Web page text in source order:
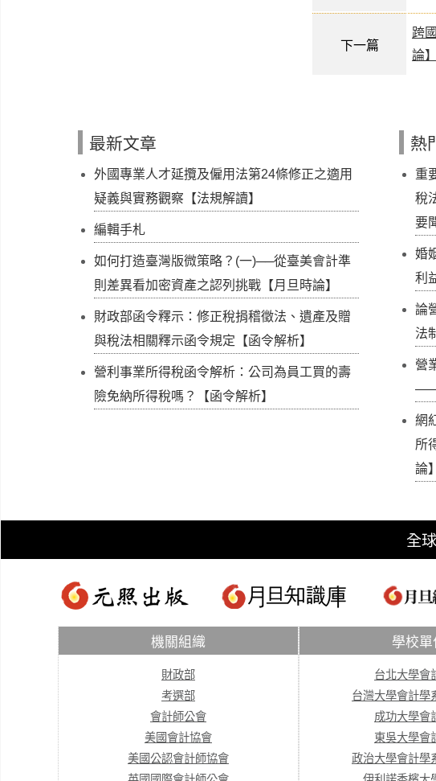
下一篇
跨
論】
最新文章
外國專業人才延攬及僱用法第24條修正之適用
疑義與實務觀察【法規解讀】
編輯手札
如何打造臺灣版微策略？(一)──從臺美會計準
則差異看加密資產之認列挑戰【月旦時論】
財政部函令釋示：修正稅捐稽徵法、遺產及贈
與稅法相關釋示函令規定【函令解析】
營利事業所得稅函令解析：公司為員工買的壽
險免納所得稅嗎？【函令解析】
熱
重
稅
要
婚
利
論
法
營
——
網
所
論】
全
機關組織
財政部
考選部
會計師公會
美國會計協會
美國公認會計師協會
學校單
台北大學會
台灣大學會計學
成功大學會
東吳大學會
政治大學會計學